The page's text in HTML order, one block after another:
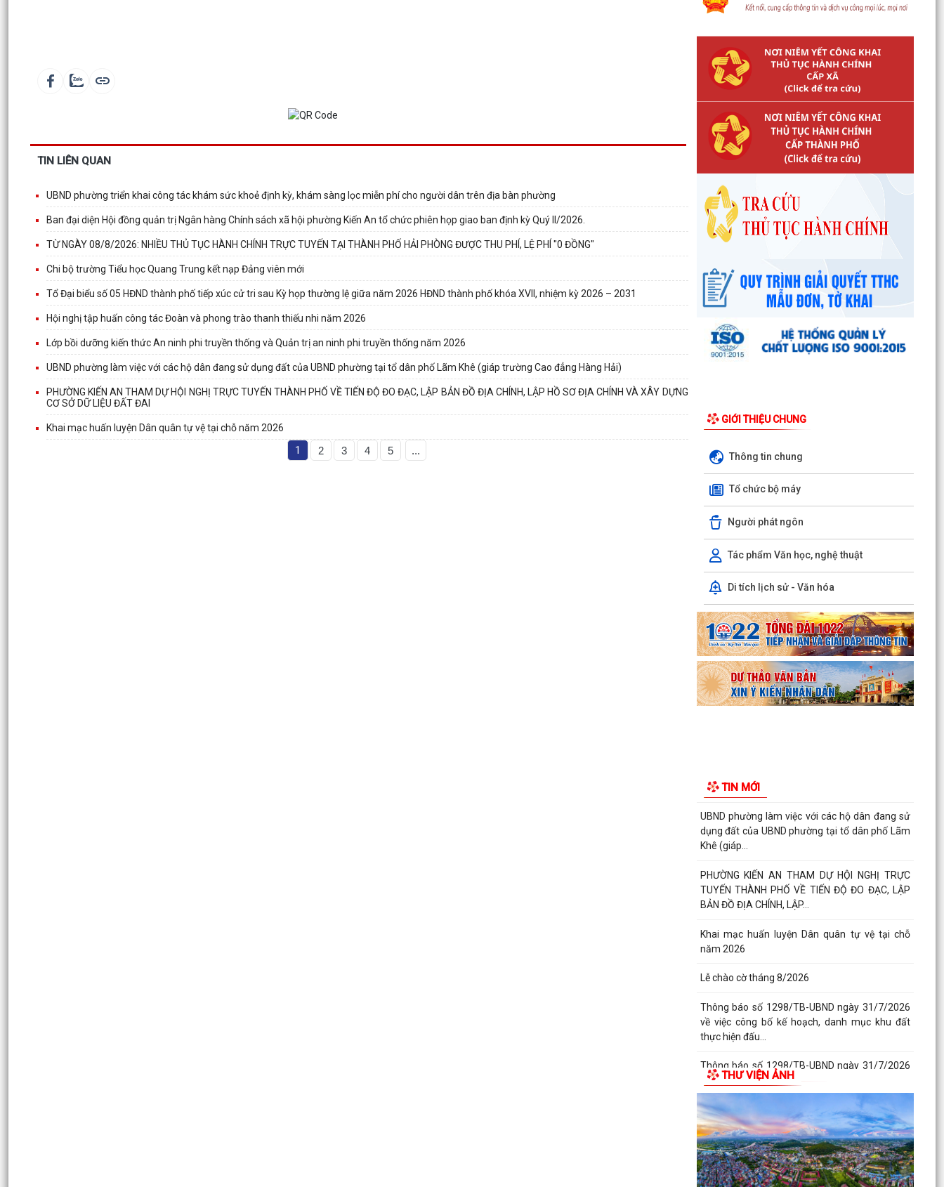
TIN LIÊN QUAN
UBND phường triển khai công tác khám sức khoẻ định kỳ, khám sàng lọc miễn phí cho người dân trên địa bàn phường
Ban đại diện Hội đồng quản trị Ngân hàng Chính sách xã hội phường Kiến An tổ chức phiên họp giao ban định kỳ Quý II/2026.
TỪ NGÀY 08/8/2026: NHIỀU THỦ TỤC HÀNH CHÍNH TRỰC TUYẾN TẠI THÀNH PHỐ HẢI PHÒNG ĐƯỢC THU PHÍ, LỆ PHÍ "0 ĐỒNG"
Chi bộ trường Tiểu học Quang Trung kết nạp Đảng viên mới
Tổ Đại biểu số 05 HĐND thành phố tiếp xúc cử tri sau Kỳ họp thường lệ giữa năm 2026 HĐND thành phố khóa XVII, nhiệm kỳ 2026 – 2031
Hội nghị tập huấn công tác Đoàn và phong trào thanh thiếu nhi năm 2026
Lớp bồi dưỡng kiến thức An ninh phi truyền thống và Quản trị an ninh phi truyền thống năm 2026
UBND phường làm việc với các hộ dân đang sử dụng đất của UBND phường tại tổ dân phố Lãm Khê (giáp trường Cao đẳng Hàng Hải)
PHƯỜNG KIẾN AN THAM DỰ HỘI NGHỊ TRỰC TUYẾN THÀNH PHỐ VỀ TIẾN ĐỘ ĐO ĐẠC, LẬP BẢN ĐỒ ĐỊA CHÍNH, LẬP HỒ SƠ ĐỊA CHÍNH VÀ XÂY DỰNG
CƠ SỞ DỮ LIỆU ĐẤT ĐAI
Khai mạc huấn luyện Dân quân tự vệ tại chỗ năm 2026
1 2 3 4 5 ...
GIỚI THIỆU CHUNG
Thông tin chung
Tổ chức bộ máy
Người phát ngôn
Tác phẩm Văn học, nghệ thuật
Di tích lịch sử - Văn hóa
TIN MỚI
UBND phường triển khai công tác khám sức
khoẻ định kỳ, khám sàng lọc miễn phí cho người
dân trên...
sách xã hội phường Kiến An tổ chức phiên họp
giao...
Đảng viên mới
sau Kỳ họp thường lệ giữa năm 2026 HĐND
thành phố...
Hội nghị tập huấn công tác Đoàn và phong trào
thanh thiếu nhi năm 2026
Công văn số: 20/CV-TYT của Trạm y tế phường
v/v công khai số điện thoại đường dây nóng tiếp
nhận...
Lớp bồi dưỡng kiến thức An ninh phi truyền
thống và Quản trị an ninh phi truyền thống năm
2026
Công văn số 3357/UBND-KT ngày 28/7/2026
số...
UBND phường làm việc với các hộ dân đang sử
dụng đất của UBND phường tại tổ dân phố Lãm
Khê (giáp...
PHƯỜNG KIẾN AN THAM DỰ HỘI NGHỊ TRỰC
TUYẾN THÀNH PHỐ VỀ TIẾN ĐỘ ĐO ĐẠC, LẬP
BẢN ĐỒ ĐỊA CHÍNH, LẬP...
Khai mạc huấn luyện Dân quân tự vệ tại chỗ
năm 2026
Lễ chào cờ tháng 8/2026
Thông báo số 1298/TB-UBND ngày 31/7/2026
về việc công bố kế hoạch, danh mục khu đất
thực hiện đấu...
Thông báo số 1298/TB-UBND ngày 31/7/2026
của UBND phường về việc công bố kế hoạch,
danh mục khu đất...
Công văn số: 3386/UBND-KT về viêc công khai
Quyết định số 2558/QĐ-UBND ngày 02/7/2026
của Ủy ban...
Các chí lãnh đạo Đảng ủy, HĐND, UBND phường
THƯ VIỆN ẢNH